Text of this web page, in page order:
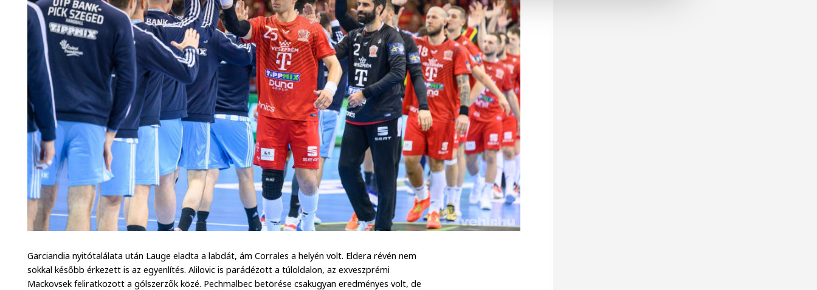
Garciandia nyitótalálata után Lauge eladta a labdát, ám Corrales a helyén volt. Eldera révén nem
sokkal később érkezett is az egyenlítés. Alilovic is parádézott a túloldalon, az exveszprémi
Mackovsek feliratkozott a gólszerzők közé. Pechmalbec betörése csakugyan eredményes volt, de